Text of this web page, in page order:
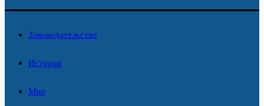
Законодательство
История
Мир